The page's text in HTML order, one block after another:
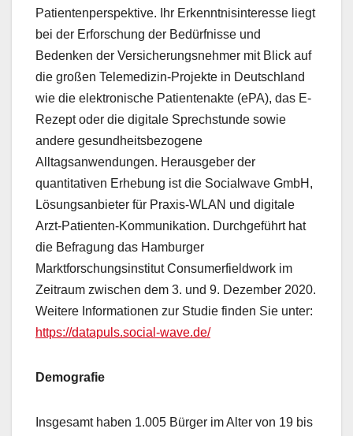
Patientenperspektive. Ihr Erkenntnisinteresse liegt
bei der Erforschung der Bedürfnisse und
Bedenken der Versicherungsnehmer mit Blick auf
die großen Telemedizin-Projekte in Deutschland
wie die elektronische Patientenakte (ePA), das E-
Rezept oder die digitale Sprechstunde sowie
andere gesundheitsbezogene
Alltagsanwendungen. Herausgeber der
quantitativen Erhebung ist die Socialwave GmbH,
Lösungsanbieter für Praxis-WLAN und digitale
Arzt-Patienten-Kommunikation. Durchgeführt hat
die Befragung das Hamburger
Marktforschungsinstitut Consumerfieldwork im
Zeitraum zwischen dem 3. und 9. Dezember 2020.
Weitere Informationen zur Studie finden Sie unter:
https://datapuls.social-wave.de/
Demografie
Insgesamt haben 1.005 Bürger im Alter von 19 bis